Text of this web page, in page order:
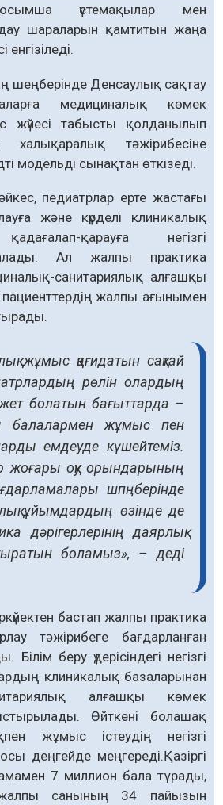
үстемақылар мен
шараларын қамтитын жаңа
шеңберінде Денсаулық сақтау
медициналық көмек
жүйесі табысты қолданылып
халықаралық тәжірибесіне
модельді сынақтан өткізеді.
педиатрлар ерте жастағы
және күрделі клиникалық
қарауға негізгі
алады. Ал жалпы практика
санитариялық алғашқы
жалпы ағынымен
жұмыс қағидатын сақтай
рөлін олардың
болатын бағыттарда –
балалармен жұмыс пен
емдеуде күшейтеміз.
жоғары оқу орындарының
шпңберінде
ұйымдардың өзінде де
дәрігерлерінің даярлық
боламыз», – деді
бастап жалпы практика
тәжірибеге бағдарланған
беру үдерісіндегі негізгі
клиникалық базаларынан
алғашқы көмек
Өйткені болашақ
жұмыс істеудің негізгі
деңгейде меңгереді.Қазіргі
7 миллион бала тұрады,
санының 34 пайызын